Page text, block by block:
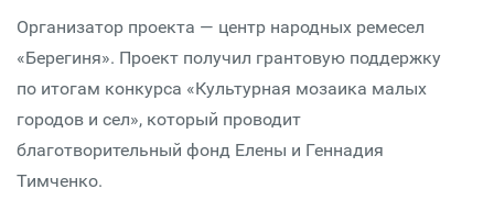
Организатор проекта — центр народных ремесел
«Берегиня». Проект получил грантовую поддержку
по итогам конкурса «Культурная мозаика малых
городов и сел», который проводит
благотворительный фонд Елены и Геннадия
Тимченко.